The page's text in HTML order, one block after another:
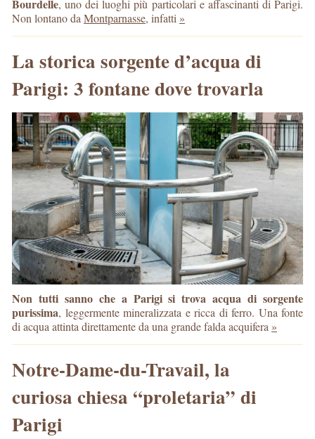
Bourdelle, uno dei luoghi più particolari e affascinanti di Parigi.
Non lontano da Montparnasse, infatti »
La storica sorgente d’acqua di
Parigi: 3 fontane dove trovarla
Non tutti sanno che a Parigi si trova acqua di sorgente
purissima, leggermente mineralizzata e ricca di ferro. Una fonte
di acqua attinta direttamente da una grande falda acquifera »
Notre-Dame-du-Travail, la
curiosa chiesa “proletaria” di
Parigi